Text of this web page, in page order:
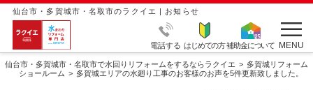
仙台市・多賀城市・名取市のラクイエ | お知らせ
電話する はじめての方補助金について MENU
仙台市・多賀城市・名取市で水回りリフォームをするならラクイエ
多賀城リフォーム
ショールーム
多賀城エリアの水廻り工事のお客様のお声を5件更新致しました。